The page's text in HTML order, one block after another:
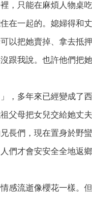
，只能在麻煩人物桌
在一起的。媳婦得和
以把她賣掉、拿去抵
跟我說。也許他們把
，多年來已經變成了
父母把女兒交給她丈
長們，現在置身於野
們才會安安全全地返
感流逝像櫻花一樣。